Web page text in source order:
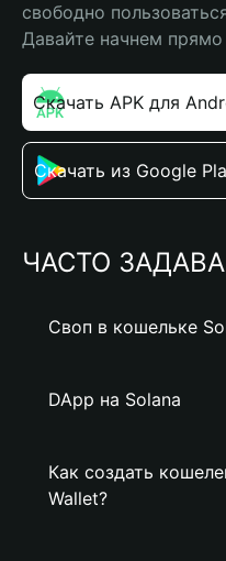
свободно
Давайте начнем прямо
Скачать APK для
Скачать из Google
ЧАСТО
Своп в кошельке
DApp на Solana
Как создать
Wallet?